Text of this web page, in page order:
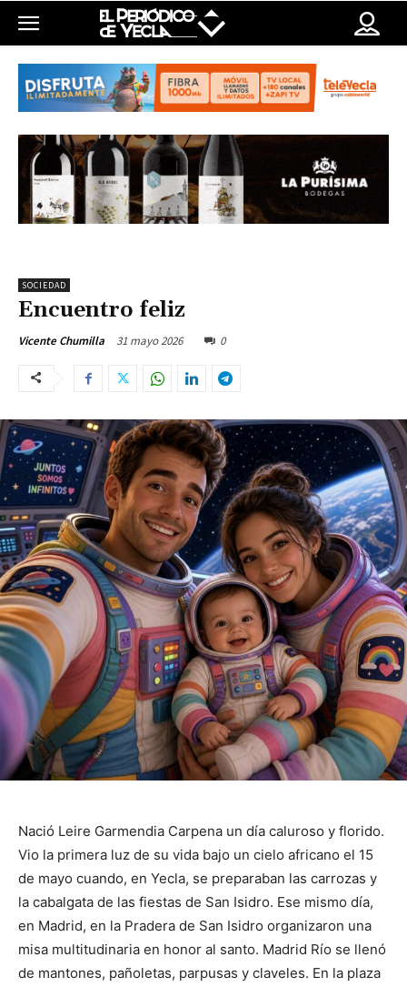
SOCIEDAD
Encuentro feliz
Vicente Chumilla 31 mayo 2026 0
Nació Leire Garmendia Carpena un día caluroso y florido.
Vio la primera luz de su vida bajo un cielo africano el 15
de mayo cuando, en Yecla, se preparaban las carrozas y
la cabalgata de las fiestas de San Isidro. Ese mismo día,
en Madrid, en la Pradera de San Isidro organizaron una
misa multitudinaria en honor al santo. Madrid Río se llenó
de mantones, pañoletas, parpusas y claveles. En la plaza